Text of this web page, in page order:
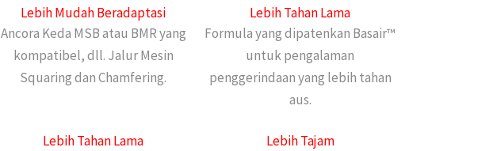
Lebih Mudah Beradaptasi
Ancora Keda MSB atau BMR yang
kompatibel, dll. Jalur Mesin
Squaring dan Chamfering.
Lebih Tahan Lama
Formula yang dipatenkan Basair™
untuk pengalaman
penggerindaan yang lebih tahan
aus.
Lebih Tahan Lama
Lebih Tajam